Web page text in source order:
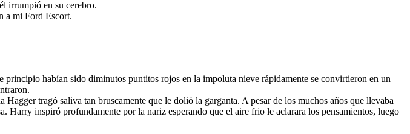
irrumpió en su cerebro.
a mi Ford Escort.
habían sido diminutos puntitos rojos en la impoluta nieve rápidamente se convirtieron en un
tragó saliva tan bruscamente que le dolió la garganta. A pesar de los muchos años que llevaba
Harry inspiró profundamente por la nariz esperando que el aire frio le aclarara los pensamientos, luego